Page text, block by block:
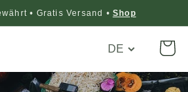
• Gratis Versand • Shop
Translation